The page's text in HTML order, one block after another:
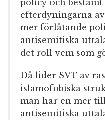
policy och
efterdyningarna
mer förlåtande
antisemitiska
det roll vem som
Då lider SVT av
islamofobiska
man har en mer
antisemitiska